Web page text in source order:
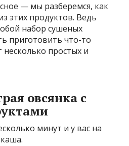
— мы разберемся, как
этих продуктов. Ведь
набор сушеных
приготовить что-то
несколько простых и
овсянка с
минут и у вас на